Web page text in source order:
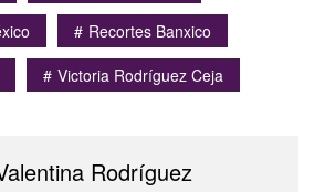
Recortes Banxico
Victoria Rodríguez Ceja
Rodríguez